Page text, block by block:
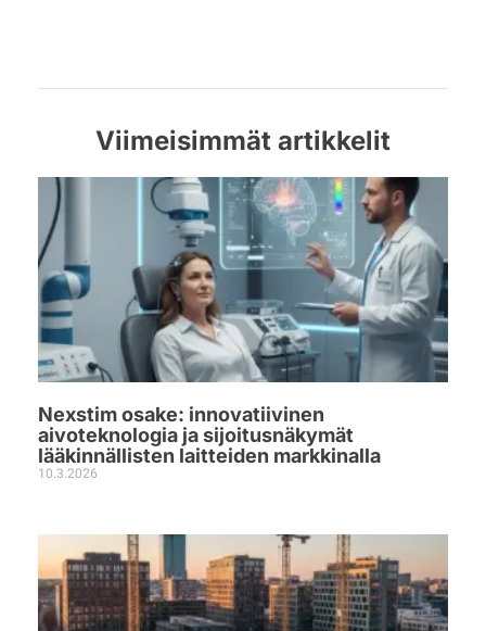
Viimeisimmät artikkelit
Nexstim osake: innovatiivinen
aivoteknologia ja sijoitusnäkymät
lääkinnällisten laitteiden markkinalla
10.3.2026